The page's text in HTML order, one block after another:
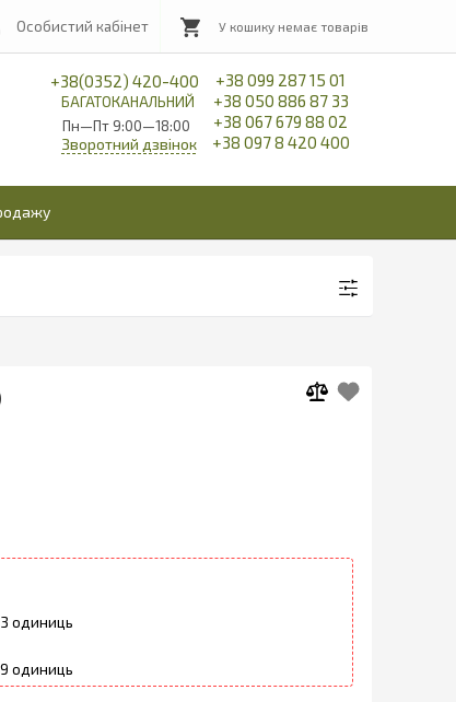
Особистий кабінет
+38(0352) 420-400
БАГАТОКАНАЛЬНИЙ
Пн—Пт 9:00—18:00
+38 099 287 15 01
+38 050 886 87 33
+38 067 679 88 02
+38 097 8 420 400
Зворотний дзвінок
3
9